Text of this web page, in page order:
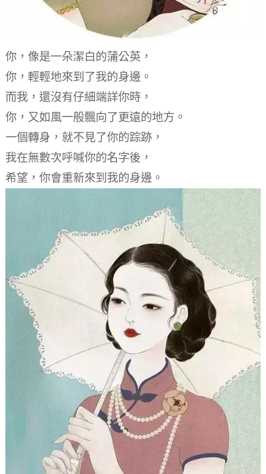
你，像是一朵潔白的蒲公英，
你，輕輕地來到了我的身邊。
而我，還沒有仔細端詳你時，
你，又如風一般飄向了更遠的地方。
一個轉身， 就不見了你的踪跡，
我在無數次呼喊你的名字後，
希望，你會重新來到我的身邊。